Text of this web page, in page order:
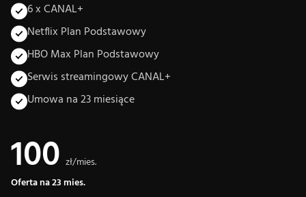
6 x CANAL+
Netflix Plan Podstawowy
HBO Max Plan Podstawowy
Serwis streamingowy CANAL+
Umowa na 23 miesiące
100 zł/mies.
Oferta na 23 mies.